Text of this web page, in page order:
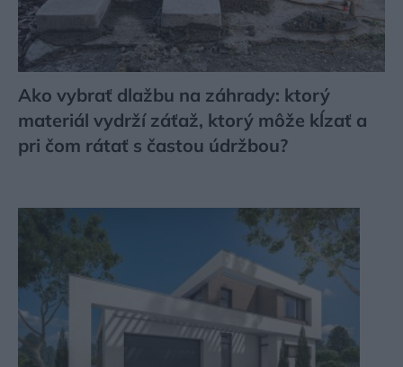
Ako vybrať dlažbu na záhrady: ktorý
materiál vydrží záťaž, ktorý môže kĺzať a
pri čom rátať s častou údržbou?